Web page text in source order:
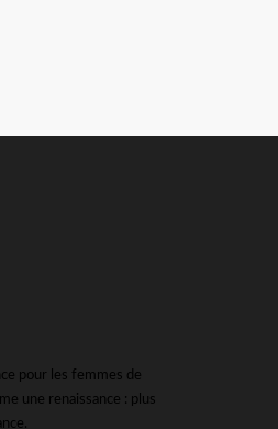
pour les femmes de
une renaissance : plus